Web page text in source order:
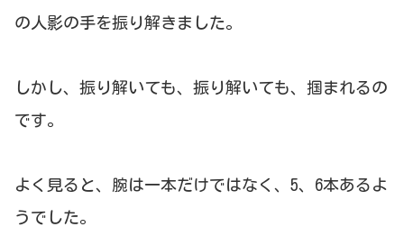
の人影の手を振り解きました。
しかし、振り解いても、振り解いても、掴まれるの
です。
よく見ると、腕は一本だけではなく、5、6本あるよ
うでした。